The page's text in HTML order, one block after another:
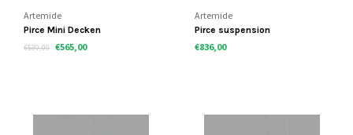
Artemide
Pirce Mini Decken
€530,00 €565,00
Artemide
Pirce suspension
€836,00